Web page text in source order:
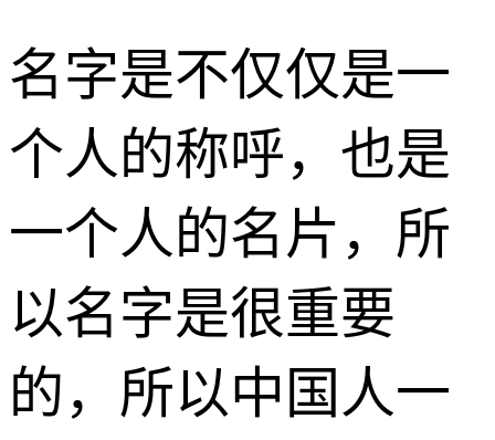
名字是不仅仅是一
个人的称呼，也是
一个人的名片，所
以名字是很重要
的，所以中国人一